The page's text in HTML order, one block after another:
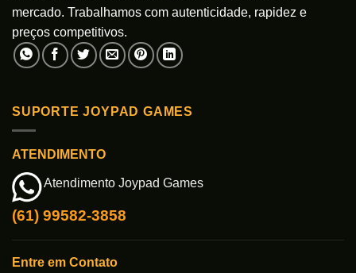
mercado. Trabalhamos com autenticidade, rapidez e
preços competitivos.
SUPORTE JOYPAD GAMES
ATENDIMENTO
Atendimento Joypad Games
(61) 99582-3858
Entre em Contato